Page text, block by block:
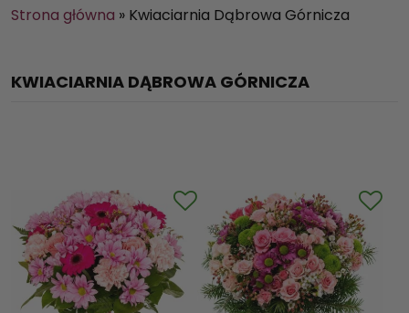
d
u
w
Strona główna » Kwiaciarnia Dąbrowa Górnicza
KWIACIARNIA DĄBROWA GÓRNICZA